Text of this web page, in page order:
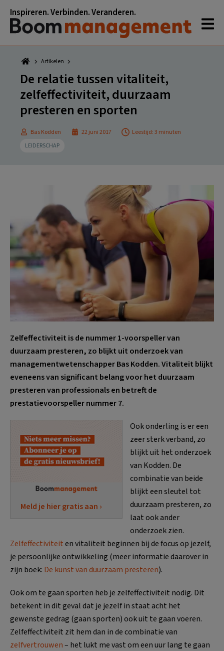
naar
hoofdnavigatie
naar
hoofd
inhoud
naar
eerste
sidebar
naar
voettekst
Inspireren. Verbinden. Veranderen.
Artikelen
De relatie tussen vitaliteit,
zelfeffectiviteit, duurzaam
presteren en sporten
Bas Kodden 22 juni 2017
Leestijd: 3 minuten
LEIDERSCHAP
Zelfeffectiviteit is de nummer 1-voorspeller van
duurzaam presteren, zo blijkt uit onderzoek van
managementwetenschapper Bas Kodden. Vitaliteit blijkt
eveneens van significant belang voor het duurzaam
presteren van professionals en betreft de
prestatievoorspeller nummer 7.
Meld je hier gratis aan ›
Ook onderling is er een
zeer sterk verband, zo
blijkt uit het onderzoek
van Kodden. De
combinatie van beide
blijkt een sleutel tot
duurzaam presteren, zo
laat ook ander
onderzoek zien.
Zelfeffectiviteiten vitaliteit beginnen bij de focus op jezelf,
je persoonlijke ontwikkeling (meer informatie daarover in
zijn boek: De kunst van duurzaam presteren).
Ook om te gaan sporten heb je zelfeffectiviteit nodig. Dit
betekent in dit geval dat je jezelf in staat acht het
gewenste gedrag (gaan sporten) ook uit te gaan voeren.
Zelfeffectiviteit zit hem dan in de combinatie van
zelfvertrouwen– het lukt me vast om een uur lang te gaan